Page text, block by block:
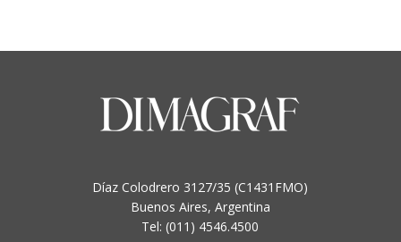
Díaz Colodrero 3127/35 (C1431FMO)
Buenos Aires, Argentina
Tel: (011) 4546.4500